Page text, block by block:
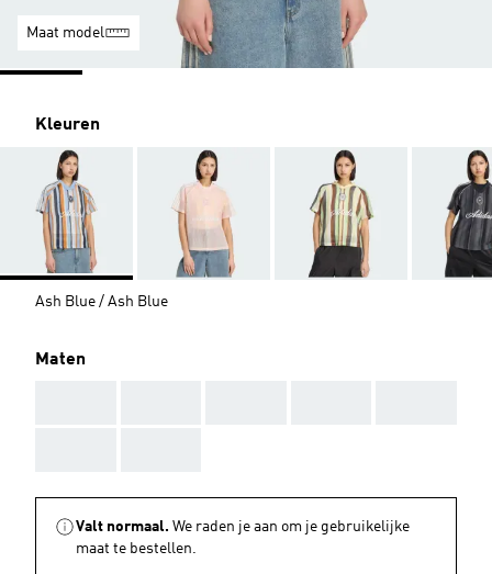
Maat model
Kleuren
Ash Blue / Ash Blue
Maten
Valt normaal. We raden je aan om je gebruikelijke
maat te bestellen.